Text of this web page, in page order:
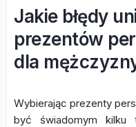
Jakie błędy
prezentów
dla
Wybierając prezenty
być świadomym kilku